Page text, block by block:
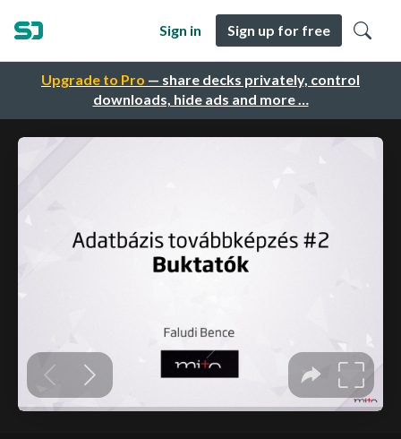
Upgrade to Pro — share decks privately, control
downloads, hide ads and more …
Sign in Sign up for free